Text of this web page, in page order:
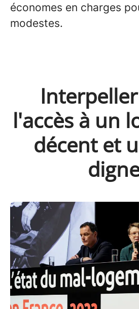
économes en charges
modestes.
l'accès à un
décent et